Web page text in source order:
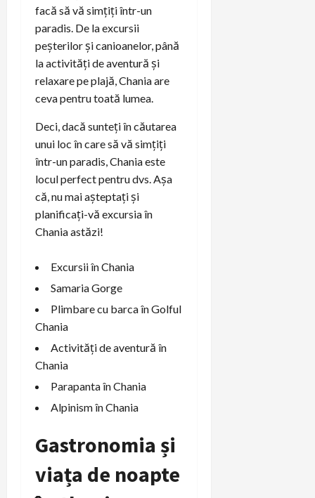
facă să vă simțiți într-un
paradis. De la excursii
peșterilor și canioanelor, până
la activități de aventură și
relaxare pe plajă, Chania are
ceva pentru toată lumea.
Deci, dacă sunteți în căutarea
unui loc în care să vă simțiți
într-un paradis, Chania este
locul perfect pentru dvs. Așa
că, nu mai așteptați și
planificați-vă excursia în
Chania astăzi!
Excursii în Chania
Samaria Gorge
Plimbare cu barca în Golful
Chania
Activități de aventură în
Chania
Parapanta în Chania
Alpinism în Chania
Gastronomia și
viața de noapte